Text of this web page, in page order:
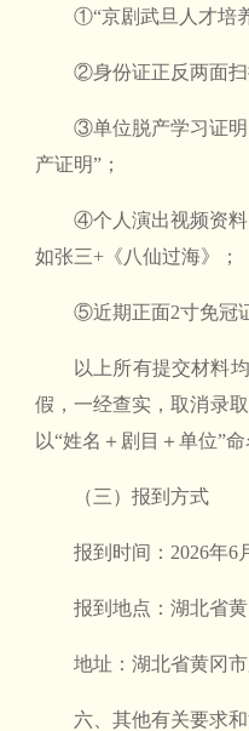
①“京剧武旦人才培
②身份证正反两面扫
③单位脱产学习证明
产证明”；
④个人演出视频资料
如张三+《八仙过海》；
⑤近期正面2寸免冠
以上所有提交材料
假，一经查实，取消录
以“姓名＋剧目＋单位”命
（三）报到方式
报到时间：2026年6
报到地点：湖北省
地址：湖北省黄冈
六、其他有关要求